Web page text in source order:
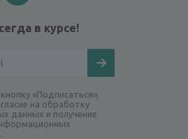
в курсе!
«Подписаться»,
на обработку
данных и получение